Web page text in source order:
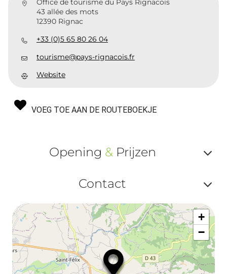
Office de tourisme du Pays Rignacois
43 allée des mots
12390 Rignac
+33 (0)5 65 80 26 04
tourisme@pays-rignacois.fr
Website
VOEG TOE AAN DE ROUTEBOEKJE
Opening &Prijzen
ou
et
Contact
ou
+
−